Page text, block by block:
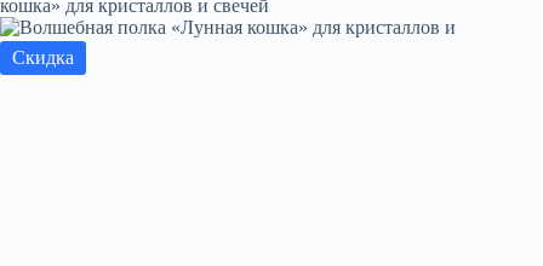
кошка» для кристаллов и свечей
Скидка